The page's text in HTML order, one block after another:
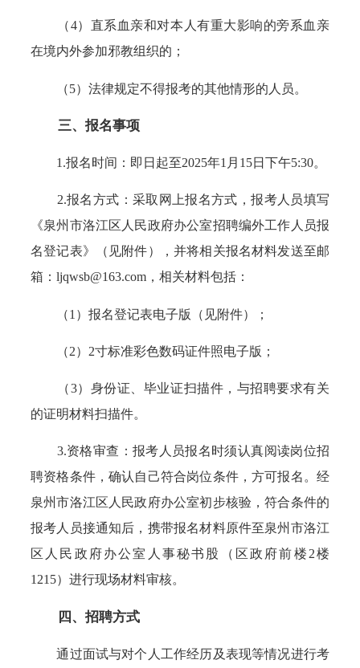
（4）直系血亲和对本人有重大影响的旁系血亲
在境内外参加邪教组织的；
（5）法律规定不得报考的其他情形的人员。
三、报名事项
1.报名时间：即日起至2025年1月15日下午5:30。
2.报名方式：采取网上报名方式，报考人员填写
《泉州市洛江区人民政府办公室招聘编外工作人员报
名登记表》（见附件），并将相关报名材料发送至邮
箱：ljqwsb@163.com，相关材料包括：
（1）报名登记表电子版（见附件）；
（2）2寸标准彩色数码证件照电子版；
（3）身份证、毕业证扫描件，与招聘要求有关
的证明材料扫描件。
3.资格审查：报考人员报名时须认真阅读岗位招
聘资格条件，确认自己符合岗位条件，方可报名。经
泉州市洛江区人民政府办公室初步核验，符合条件的
报考人员接通知后，携带报名材料原件至泉州市洛江
区人民政府办公室人事秘书股（区政府前楼2楼
1215）进行现场材料审核。
四、招聘方式
通过面试与对个人工作经历及表现等情况进行考